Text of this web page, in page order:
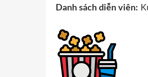
Danh sách diễn viên: